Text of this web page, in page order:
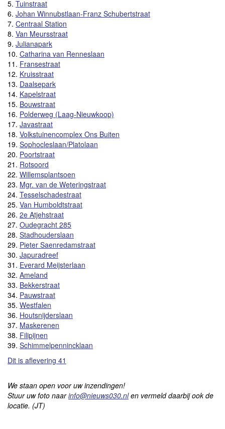
5. Tuinstraat
6. Johan Winnubstlaan-Franz Schubertstraat
7. Centraal Station
8. Van Meursstraat
9. Julianapark
10. Catharina van Renneslaan
11. Fransestraat
12. Kruisstraat
13. Daalsepark
14. Kapelstraat
15. Bouwstraat
16. Polderweg (Laag-Nieuwkoop)
17. Javastraat
18. Volkstuinencomplex Ons Buiten
19. Sophocleslaan/Platolaan
20. Poortstraat
21. Rotsoord
22. Willemsplantsoen
23. Mgr. van de Weteringstraat
24. Tesselschadestraat
25. Van Humboldtstraat
26. 2e Atjehstraat
27. Oudegracht 285
28. Stadhouderslaan
29. Pieter Saenredamstraat
30. Japuradreef
31. Everard Meijsterlaan
32. Ameland
33. Bekkerstraat
34. Pauwstraat
35. Westfalen
36. Houtsnijderslaan
37. Maskerenen
38. Filipijnen
39. Schimmelpennincklaan
Dit is aflevering 41
We staan open voor uw inzendingen!
Stuur uw foto naarinfo@nieuws030.nlen vermeld daarbij ook de
locatie. (JT)